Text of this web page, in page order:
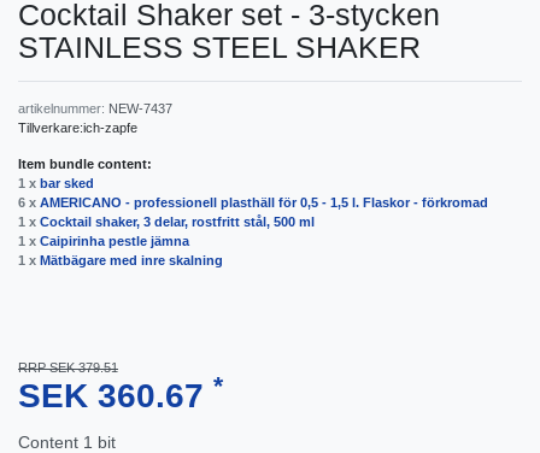
Cocktail Shaker set - 3-stycken
STAINLESS STEEL SHAKER
artikelnummer: NEW-7437
Tillverkare:ich-zapfe
Item bundle content:
1 x bar sked
6 x AMERICANO - professionell plasthäll för 0,5 - 1,5 l. Flaskor - förkromad
1 x Cocktail shaker, 3 delar, rostfritt stål, 500 ml
1 x Caipirinha pestle jämna
1 x Mätbägare med inre skalning
RRP SEK 379.51
SEK 360.67 *
Content 1 bit